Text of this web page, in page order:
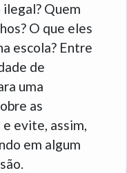
Quem
O que eles
escola? Entre
de
uma
as
evite, assim,
em algum